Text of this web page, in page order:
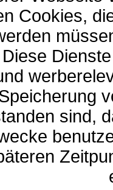
Cookies,
sind,